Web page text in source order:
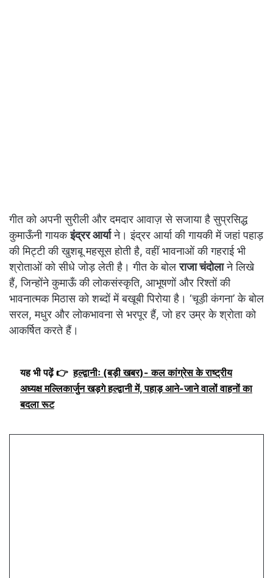
गीत को अपनी सुरीली और दमदार आवाज़ से सजाया है सुप्रसिद्ध
कुमाऊँनी गायकइंद्रर आर्याने। इंद्रर आर्या की गायकी में जहां पहाड़
की मिट्टी की खुशबू महसूस होती है, वहीं भावनाओं की गहराई भी
श्रोताओं को सीधे जोड़ लेती है। गीत के बोलराजा चंदोलाने लिखे
हैं, जिन्होंने कुमाऊँ की लोकसंस्कृति, आभूषणों और रिश्तों की
भावनात्मक मिठास को शब्दों में बखूबी पिरोया है। ‘चूड़ी कंगना’ के बोल
सरल, मधुर और लोकभावना से भरपूर हैं, जो हर उम्र के श्रोता को
आकर्षित करते हैं।
यह भी पढ़ें 👉 हल्द्वानीः (बड़ी खबर)- कल कांग्रेस के राष्ट्रीय
अध्यक्ष मल्लिकार्जुन खड़गे हल्द्वानी में, पहाड़ आने-जाने वालों वाहनों का
बदला रूट